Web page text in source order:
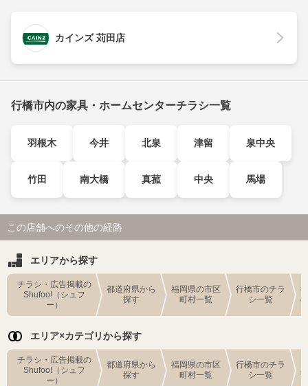
カインズ 苅田店
行橋市内の家具・ホームセンターチラシ一覧
羽根木 今井 北泉 津留 泉中央
竹田 南大橋 真菰 中央 馬場
この店舗へのその他の経路
エリアから探す
チラシ・広告掲載の
Shufoo!（シュフ
ー）
都道府県から
探す
福岡県の市区
町村一覧
行橋市のチラ
シ一覧
エリア×カテゴリから探す
チラシ・広告掲載の
Shufoo!（シュフ
ー）
都道府県から
探す
福岡県の市区
町村一覧
行橋市のチラ
シ一覧